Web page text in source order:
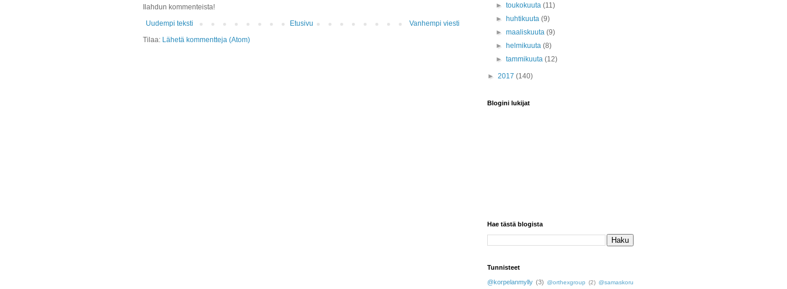
Ilahdun kommenteista!
Uudempi teksti
Vanhempi viesti
Etusivu
Tilaa: Lähetä kommentteja (Atom)
►toukokuuta(11)
►
huhtikuuta(9)
►maaliskuuta(9)
►
helmikuuta(8)
►tammikuuta(12)
► 2017 (140)
Blogini lukijat
Hae tästä blogista
Tunnisteet
@korpelanmylly (3) @orthexgroup (2) @samaskoru